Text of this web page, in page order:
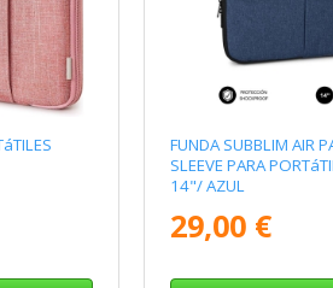
FUNDA SUBBLIM AIR
SLEEVE PARA
14"/ AZUL
29,00 €